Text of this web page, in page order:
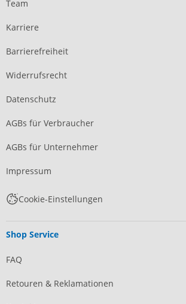
Team
Karriere
Barrierefreiheit
Widerrufsrecht
Datenschutz
AGBs für Verbraucher
AGBs für Unternehmer
Impressum
Cookie-Einstellungen
Shop Service
FAQ
Retouren & Reklamationen